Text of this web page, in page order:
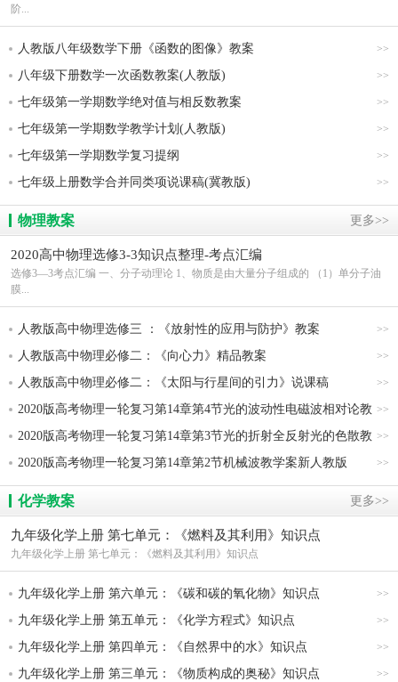
阶...
>>
人教版八年级数学下册《函数的图像》教案
>>
八年级下册数学一次函数教案(人教版)
>>
七年级第一学期数学绝对值与相反数教案
>>
七年级第一学期数学教学计划(人教版)
>>
七年级第一学期数学复习提纲
>>
七年级上册数学合并同类项说课稿(冀教版)
更多>>
物理教案
2020高中物理选修3-3知识点整理-考点汇编
选修3—3考点汇编 一、分子动理论 1、物质是由大量分子组成的 （1）单分子油
膜...
>>
人教版高中物理选修三 ：《放射性的应用与防护》教案
>>
人教版高中物理必修二：《向心力》精品教案
>>
人教版高中物理必修二：《太阳与行星间的引力》说课稿
>>
2020版高考物理一轮复习第14章第4节光的波动性电磁波相对论教
学案新人教版
>>
2020版高考物理一轮复习第14章第3节光的折射全反射光的色散教
学案新人教版
>>
2020版高考物理一轮复习第14章第2节机械波教学案新人教版
更多>>
化学教案
九年级化学上册 第七单元：《燃料及其利用》知识点
九年级化学上册 第七单元：《燃料及其利用》知识点
>>
九年级化学上册 第六单元：《碳和碳的氧化物》知识点
>>
九年级化学上册 第五单元：《化学方程式》知识点
>>
九年级化学上册 第四单元：《自然界中的水》知识点
>>
九年级化学上册 第三单元：《物质构成的奥秘》知识点